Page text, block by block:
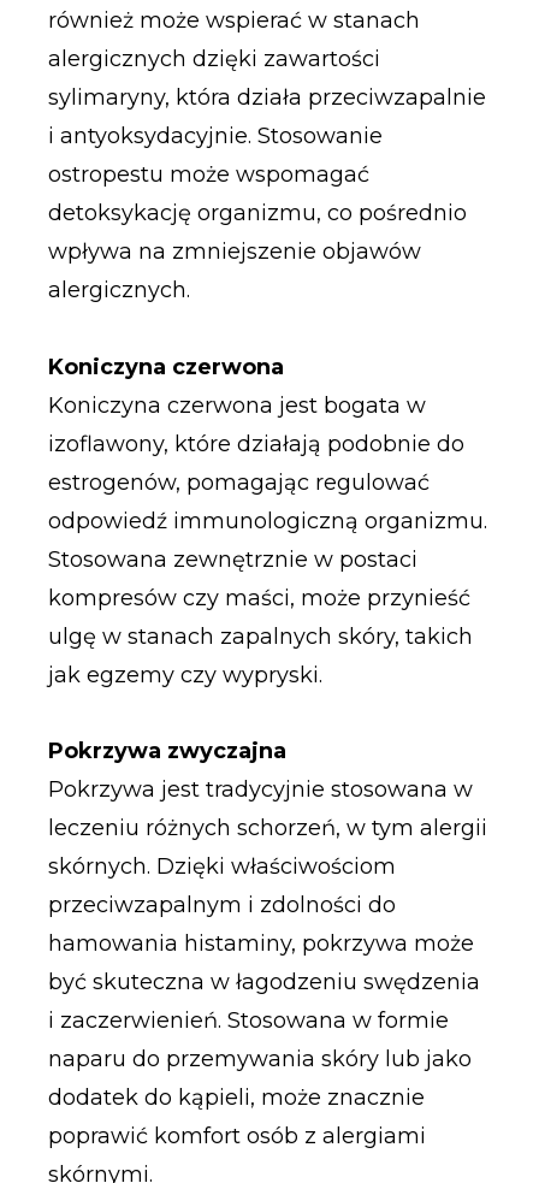
również może wspierać w stanach
alergicznych dzięki zawartości
sylimaryny, która działa przeciwzapalnie
i antyoksydacyjnie. Stosowanie
ostropestu może wspomagać
detoksykację organizmu, co pośrednio
wpływa na zmniejszenie objawów
alergicznych.
Koniczyna czerwona
Koniczyna czerwona jest bogata w
izoflawony, które działają podobnie do
estrogenów, pomagając regulować
odpowiedź immunologiczną organizmu.
Stosowana zewnętrznie w postaci
kompresów czy maści, może przynieść
ulgę w stanach zapalnych skóry, takich
jak egzemy czy wypryski.
Pokrzywa zwyczajna
Pokrzywa jest tradycyjnie stosowana w
leczeniu różnych schorzeń, w tym alergii
skórnych. Dzięki właściwościom
przeciwzapalnym i zdolności do
hamowania histaminy, pokrzywa może
być skuteczna w łagodzeniu swędzenia
i zaczerwienień. Stosowana w formie
naparu do przemywania skóry lub jako
dodatek do kąpieli, może znacznie
poprawić komfort osób z alergiami
skórnymi.